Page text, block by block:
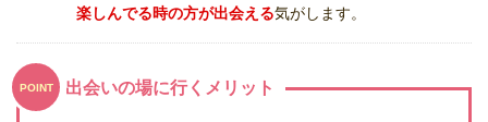
楽しんでる時の方が出会える気がします。
POINT 出会いの場に行くメリット